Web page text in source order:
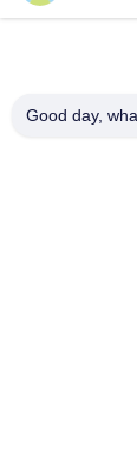
Casa.
Good day,